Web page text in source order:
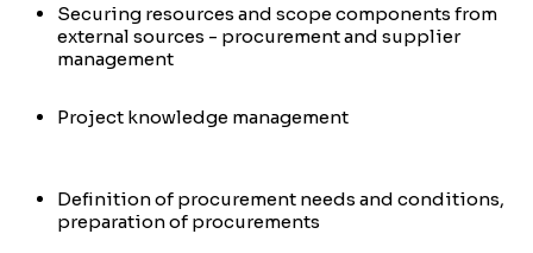
Securing resources and scope components from
external sources - procurement and supplier
management
Project knowledge management
Definition of procurement needs and conditions,
preparation of procurements